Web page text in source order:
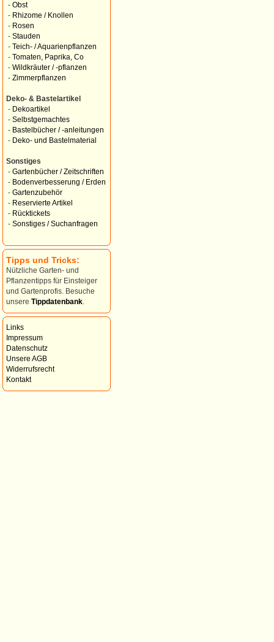
- Obst
- Rhizome / Knollen
- Rosen
- Stauden
- Teich- / Aquarienpflanzen
- Tomaten, Paprika, Co
- Wildkräuter / -pflanzen
- Zimmerpflanzen
Deko- & Bastelartikel
- Dekoartikel
- Selbstgemachtes
- Bastelbücher / -anleitungen
- Deko- und Bastelmaterial
Sonstiges
- Gartenbücher / Zeitschriften
- Bodenverbesserung / Erden
- Gartenzubehör
- Reservierte Artikel
- Rücktickets
- Sonstiges / Suchanfragen
Tipps und Tricks:
Nützliche Garten- und
Pflanzentipps für Einsteiger
und Gartenprofis. Besuche
unsere Tippdatenbank
Links
Impressum
Datenschutz
Unsere AGB
Widerrufsrecht
Kontakt